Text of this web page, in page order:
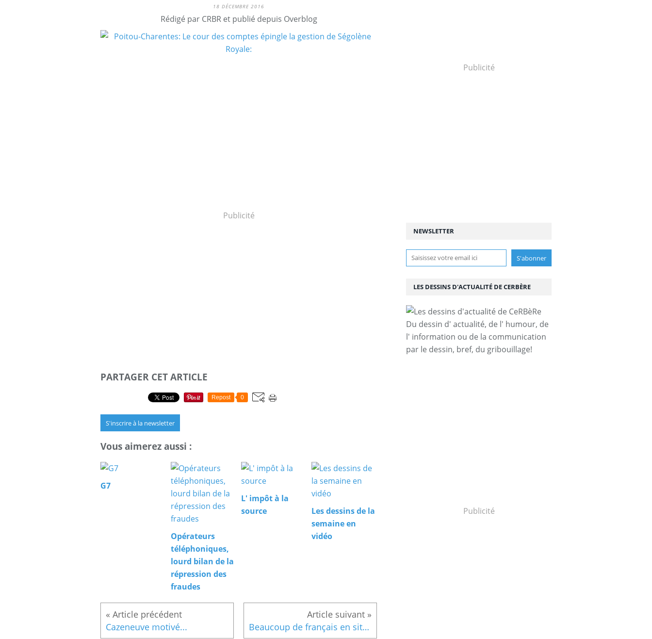
18 DÉCEMBRE 2016
Rédigé par CRBR et publié depuis Overblog
Publicité
PARTAGER CET ARTICLE
Repost 0
S'inscrire à la newsletter
Vous aimerez aussi :
G7
Opérateurs
téléphoniques,
lourd bilan de la
répression des
fraudes
L' impôt à la
source
Les dessins de la
semaine en
vidéo
Cazeneuve motivé... Beaucoup de français en situation de solitude:
Publicité
NEWSLETTER
LES DESSINS D'ACTUALITÉ DE CERBÈRE
Du dessin d' actualité, de l' humour, de
l' information ou de la communication
par le dessin, bref, du gribouillage!
Publicité